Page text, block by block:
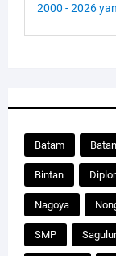
2000 - 2026
Batam
Bintan
Nagoya
SMP